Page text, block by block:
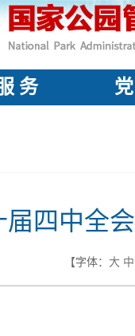
务
四中全
【字体： 大 中